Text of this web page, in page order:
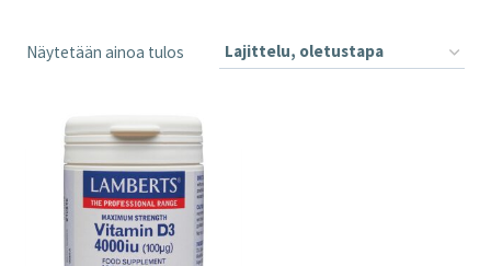
Näytetään ainoa tulos